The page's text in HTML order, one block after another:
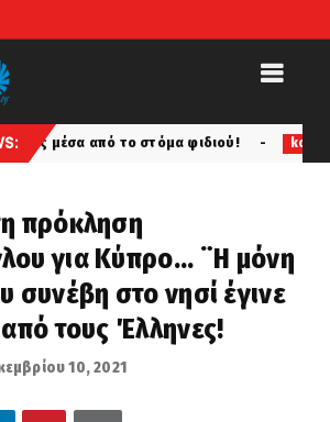
το στόμα φιδιού! koinonia Πάλι
πρόκληση
για Κύπρο... ¨Η μόνη
συνέβη στο νησί έγινε
τους Έλληνες!
10, 2021